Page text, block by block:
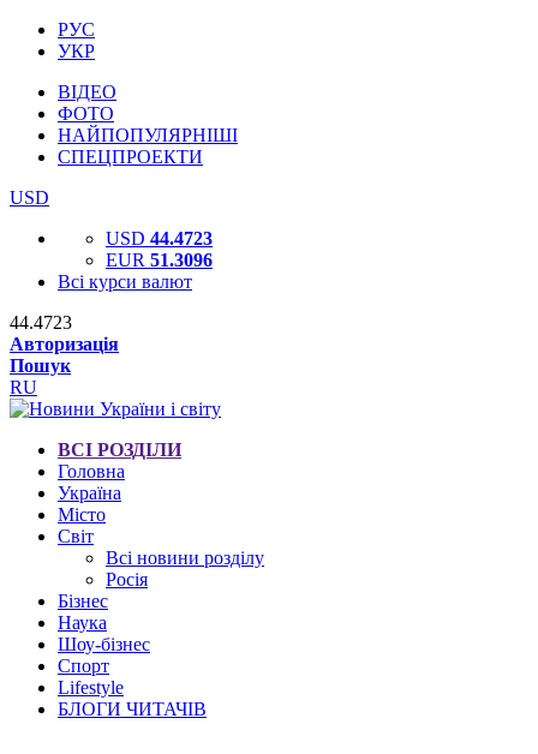
РУС
УКР
ВІДЕО
ФОТО
НАЙПОПУЛЯРНІШІ
СПЕЦПРОЕКТИ
USD
USD 44.4723
EUR 51.3096
Всі курси валют
44.4723
Авторизація
Пошук
RU
ВСІ РОЗДІЛИ
Головна
Україна
Місто
Світ
Всі новини розділу
Росія
Бізнес
Наука
Шоу-бізнес
Спорт
Lifestyle
БЛОГИ ЧИТАЧІВ